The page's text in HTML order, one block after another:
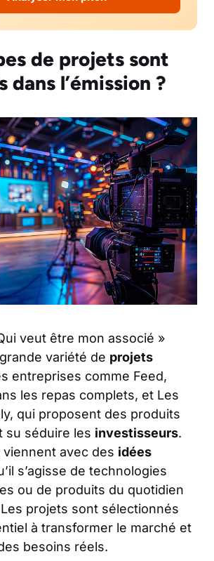
de projets sont
dans l’émission ?
veut être mon associé »
variété de projets
entreprises comme Feed,
les repas complets, et Les
qui proposent des produits
su séduire les investisseurs.
viennent avec des idées
s’agisse de technologies
ou de produits du quotidien
Les projets sont sélectionnés
à transformer le marché et
besoins réels.